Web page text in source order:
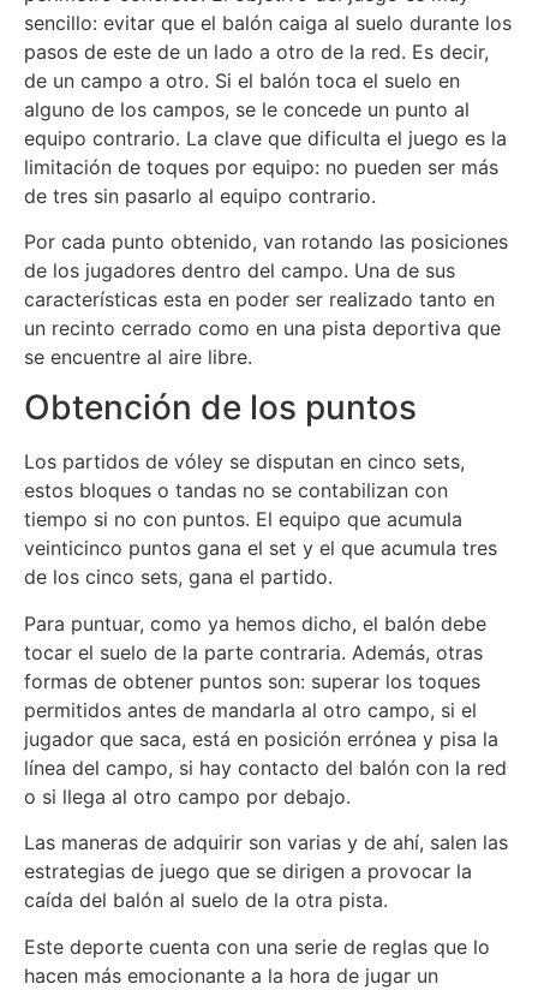
sencillo: evitar que el balón caiga al suelo durante los
pasos de este de un lado a otro de la red. Es decir,
de un campo a otro. Si el balón toca el suelo en
alguno de los campos, se le concede un punto al
equipo contrario. La clave que dificulta el juego es la
limitación de toques por equipo: no pueden ser más
de tres sin pasarlo al equipo contrario.
Por cada punto obtenido, van rotando las posiciones
de los jugadores dentro del campo. Una de sus
características esta en poder ser realizado tanto en
un recinto cerrado como en una pista deportiva que
se encuentre al aire libre.
Obtención de los puntos
Los partidos de vóley se disputan en cinco sets,
estos bloques o tandas no se contabilizan con
tiempo si no con puntos. El equipo que acumula
veinticinco puntos gana el set y el que acumula tres
de los cinco sets, gana el partido.
Para puntuar, como ya hemos dicho, el balón debe
tocar el suelo de la parte contraria. Además, otras
formas de obtener puntos son: superar los toques
permitidos antes de mandarla al otro campo, si el
jugador que saca, está en posición errónea y pisa la
línea del campo, si hay contacto del balón con la red
o si llega al otro campo por debajo.
Las maneras de adquirir son varias y de ahí, salen las
estrategias de juego que se dirigen a provocar la
caída del balón al suelo de la otra pista.
Este deporte cuenta con una serie de reglas que lo
hacen más emocionante a la hora de jugar un